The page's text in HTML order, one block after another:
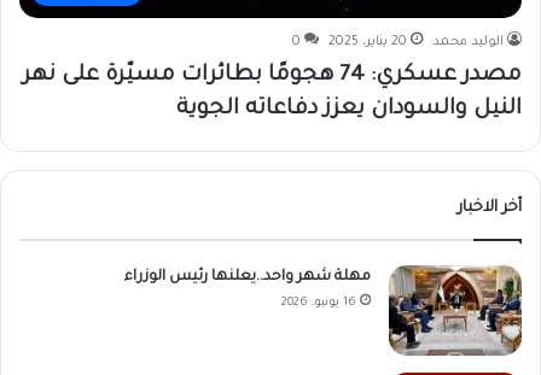
الوليد محمد 20 يناير، 2025 0
مصدر عسكري: 74 هجومًا بطائرات مسيّرة على نهر
النيل والسودان يعزز دفاعاته الجوية
أخر الاخبار
مهلة شهر واحد..يعلنها رئيس الوزراء
16 يونيو، 2026